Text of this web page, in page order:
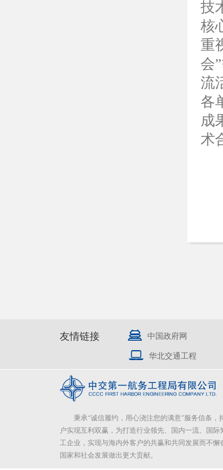
技
核
重
会
流
各
成
术
友情链接 中国政府网
华北交通工程
秉承“诚信履约，用心浇注您的满意”服务信条，
户实现互利双赢，为打造行业领先、国内一流、国际
工企业，实现与海内外客户的共赢和共同发展而不懈
国家和社会发展做出更大贡献。